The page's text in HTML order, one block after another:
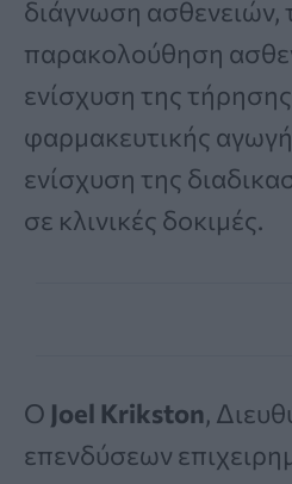
διάγνωση ασθενειών,
παρακολούθηση
ενίσχυση της
φαρμακευτικής
ενίσχυση της
σε κλινικές δοκιμές.
Ο Joel Krikston,
επενδύσεων